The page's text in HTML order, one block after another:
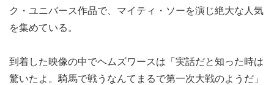
ク・ユニバース作品で、マイティ・ソーを演じ絶大な人気
を集めている。
到着した映像の中でヘムズワースは「実話だと知った時は
驚いたよ。騎馬で戦うなんてまるで第一次大戦のようだ」